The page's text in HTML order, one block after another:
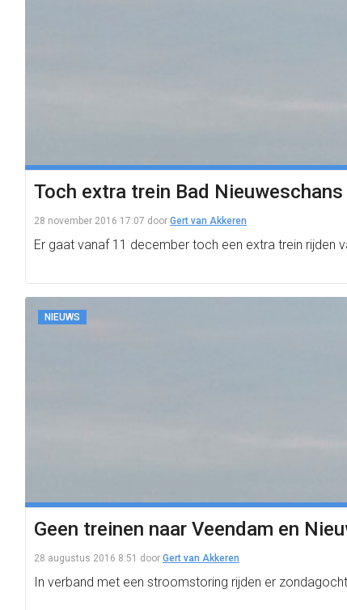
Toch extra trein Bad
28 november 2016 17:07 door Gert van Akkeren
Er gaat vanaf 11 december toch een extra trein rijden
NIEUWS
Geen treinen naar Veendam en
28 augustus 2016 8:51 door Gert van Akkeren
In verband met een stroomstoring rijden er